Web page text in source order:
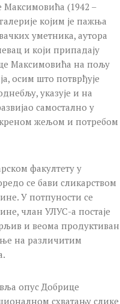
Максимовића (1942 –
којим је пажња
уметника, аутора
и који припадају
Максимовића на пољу
осим што потврђује
указује и на
самостално у
жељом и потребом
факултету у
се бави сликарством
У потпуности се
члан УЛУС-а постаје
и веома продуктиван
на различитим
опус Добрице
схватању слике